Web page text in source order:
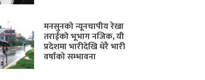
मनसुनको न्यूनचापीय रेखा
तराईको भूभाग नजिक, यी
प्रदेशमा भारीदेखि धेरै भारी
वर्षाको सम्भावना